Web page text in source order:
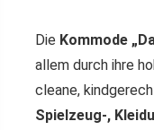
Die Kommode
allem durch ihre
cleane,
Spielzeug-,